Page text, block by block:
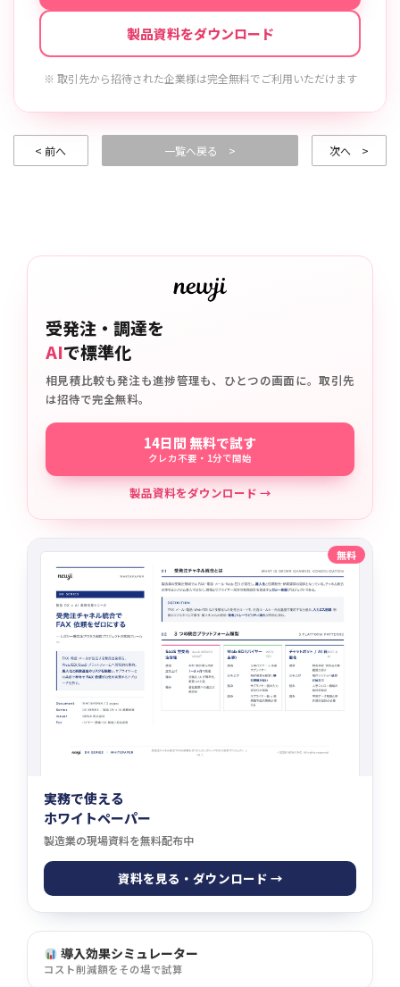
製品資料をダウンロード
※ 取引先から招待された企業様は完全無料でご利用いただけます
< 前へ 一覧へ戻る > 次へ >
受発注・調達を
AIで標準化
相見積比較も発注も進捗管理も、ひとつの画面に。取引先
は招待で完全無料。
14日間 無料で試す
クレカ不要・1分で開始
製品資料をダウンロード →
無料
実務で使える
ホワイトペーパー
製造業の現場資料を無料配布中
資料を見る・ダウンロード →
導入効果シミュレーター
コスト削減額をその場で試算